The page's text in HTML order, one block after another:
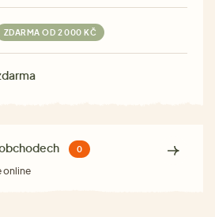
ZDARMA OD 2 000 KČ
0
online